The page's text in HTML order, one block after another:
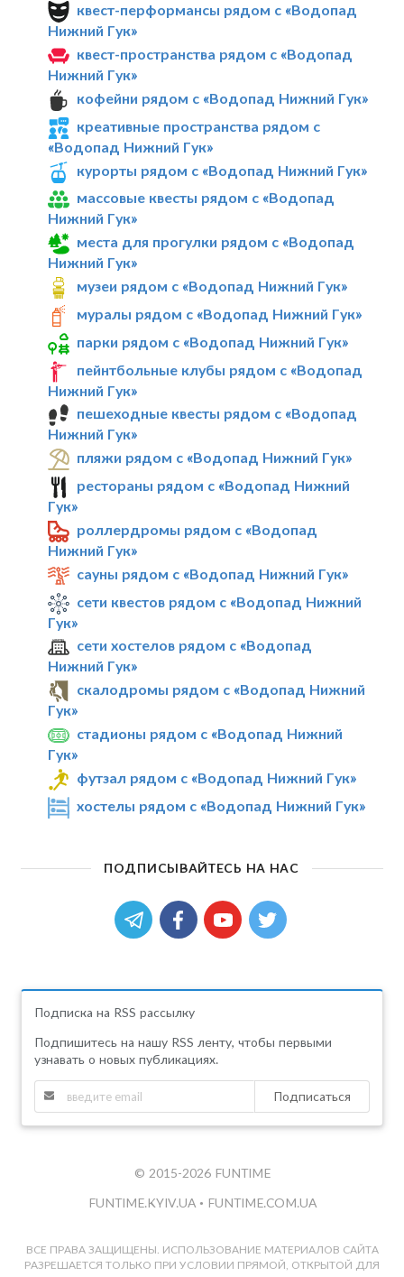
квест-перформансы рядом с «Водопад
Нижний Гук»
квест-пространства рядом с «Водопад
Нижний Гук»
кофейни рядом с «Водопад Нижний Гук»
креативные пространства рядом с
«Водопад Нижний Гук»
курорты рядом с «Водопад Нижний Гук»
массовые квесты рядом с «Водопад
Нижний Гук»
места для прогулки рядом с «Водопад
Нижний Гук»
музеи рядом с «Водопад Нижний Гук»
муралы рядом с «Водопад Нижний Гук»
парки рядом с «Водопад Нижний Гук»
пейнтбольные клубы рядом с «Водопад
Нижний Гук»
пешеходные квесты рядом с «Водопад
Нижний Гук»
пляжи рядом с «Водопад Нижний Гук»
рестораны рядом с «Водопад Нижний
Гук»
роллердромы рядом с «Водопад
Нижний Гук»
сауны рядом с «Водопад Нижний Гук»
сети квестов рядом с «Водопад Нижний
Гук»
сети хостелов рядом с «Водопад
Нижний Гук»
скалодромы рядом с «Водопад Нижний
Гук»
стадионы рядом с «Водопад Нижний
Гук»
футзал рядом с «Водопад Нижний Гук»
хостелы рядом с «Водопад Нижний Гук»
ПОДПИСЫВАЙТЕСЬ НА НАС
Подписка на RSS рассылку
Подпишитесь на нашу RSS ленту, чтобы первыми
узнавать о новых публикациях.
Подписаться
© 2015-2026 FUNTIME
FUNTIME.KYIV.UA • FUNTIME.COM.UA
ВСЕ ПРАВА ЗАЩИЩЕНЫ. ИСПОЛЬЗОВАНИЕ МАТЕРИАЛОВ САЙТА
РАЗРЕШАЕТСЯ ТОЛЬКО ПРИ УСЛОВИИ ПРЯМОЙ, ОТКРЫТОЙ ДЛЯ